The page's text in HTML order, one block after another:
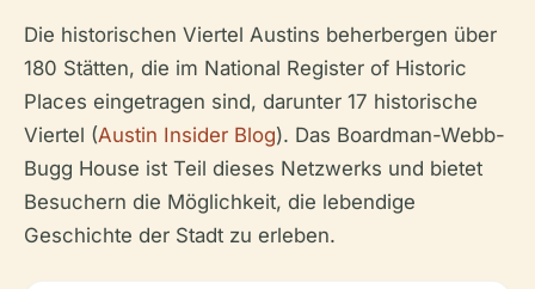
Die historischen Viertel Austins beherbergen über
180 Stätten, die im National Register of Historic
Places eingetragen sind, darunter 17 historische
Viertel (Austin Insider Blog). Das Boardman-Webb-
Bugg House ist Teil dieses Netzwerks und bietet
Besuchern die Möglichkeit, die lebendige
Geschichte der Stadt zu erleben.